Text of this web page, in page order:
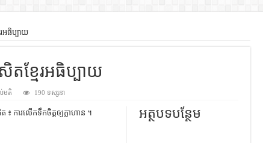
ម្ម
េះដឹងទូទៅ
រាវជ្រាវ
វភៅចំណេះដឹងទូទៅ
អធិប្បាយ
តខ្មែរអធិប្បាយ
មតិ 190 ទស្សនា
អត្ថបទបន្ថែម
៖ ការ​លើក​ទឹកចិត្ត​ឲ្យ​ក្លាហាន ។